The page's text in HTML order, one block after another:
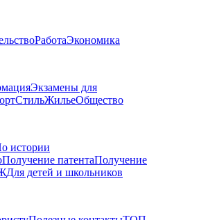
РаботаЭкономика
Экзамены для
СтильЖильеОбщество
истории
Получение патентаПолучение
Для детей и школьников